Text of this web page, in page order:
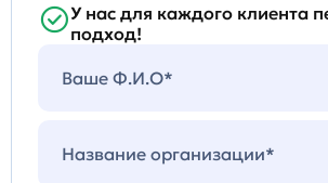
У нас для каждого клиента
подход!